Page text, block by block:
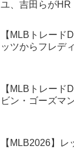
ユ、吉田らがHR
【MLBトレード
ッツからフレデ
【MLBトレード
ビン・ゴーズマ
【MLB2026】